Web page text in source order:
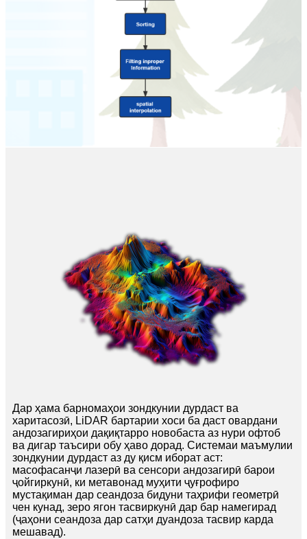
Дар ҳама барномаҳои зондкунии дурдаст ва
харитасозӣ, LiDAR бартарии хоси ба даст овардани
андозагириҳои дақиқтарро новобаста аз нури офтоб
ва дигар таъсири обу ҳаво дорад. Системаи маъмулии
зондкунии дурдаст аз ду қисм иборат аст:
масофасанҷи лазерӣ ва сенсори андозагирӣ барои
ҷойгиркунӣ, ки метавонад муҳити ҷуғрофиро
мустақиман дар сеандоза бидуни таҳрифи геометрӣ
чен кунад, зеро ягон тасвиркунӣ дар бар намегирад
(ҷаҳони сеандоза дар сатҳи дуандоза тасвир карда
мешавад).